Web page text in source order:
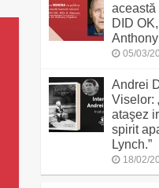
această
DID
05/03/
Andrei
Viselor:
ataşez
spirit
Lynch.”
18/02/